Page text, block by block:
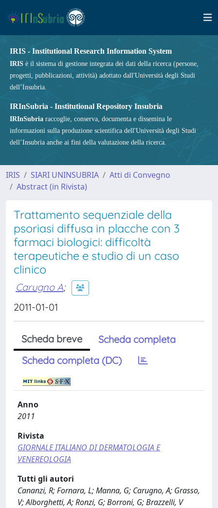
IRIS - Institutional Research Information System
IRIS è il sistema di gestione integrata dei dati della ricerca (persone,
progetti, pubblicazioni, attività) adottato dall'Università degli Studi
dell’Insubria.
IRInSubria - Institutional Repository Insubria
IRInSubria raccoglie, conserva, documenta e dissemina le
informazioni sulla produzione scientifica dell'Università degli Studi
dell’Insubria anche ai fini della valutazione della ricerca.
IRIS SIARI UNINSUBRIA
Atti di Convegno
Abstract (in Rivista)
Trattamento sequenziale della
psoriasi diffusa in placche con 3
farmaci biologici: difficoltà
terapeutiche e studio di un caso
clinico
Carugno A;
2011-01-01
Scheda breve
Scheda completa
Scheda completa (DC)
Anno
2011
Rivista
GIORNALE ITALIANO DI DERMATOLOGIA E
VENEREOLOGIA
Tutti gli autori
Cananzi, R; Fornara, L; Manna, G; Carugno, A; Grasso,
V; Alborghetti, A; Ronzi, G; Borroni, G; Brazzelli, V